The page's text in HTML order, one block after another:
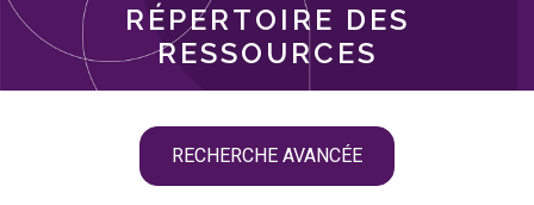
langue
RÉPERTOIRE DES
RESSOURCES
RECHERCHE AVANCÉE